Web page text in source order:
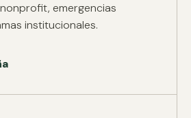
emergencias
institucionales.